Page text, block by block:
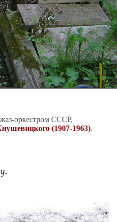
оркестром СССР,
(1907-1963).